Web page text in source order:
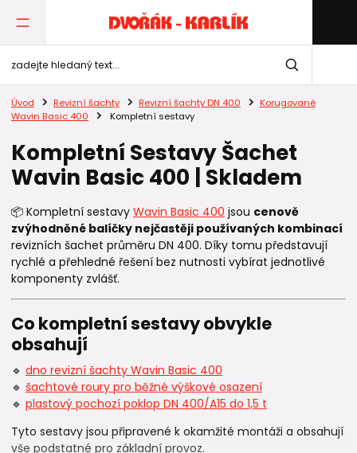
Úvod Revizní šachty Revizní šachty DN 400
Korugované
Wavin Basic 400
Kompletní sestavy
Kompletní Sestavy Šachet
Wavin Basic 400 | Skladem
📦 Kompletní sestavy Wavin Basic 400 jsou cenově
zvýhodněné balíčky nejčastěji používaných kombinací
revizních šachet průměru DN 400. Díky tomu představují
rychlé a přehledné řešení bez nutnosti vybírat jednotlivé
komponenty zvlášť.
Co kompletní sestavy obvykle
obsahují
🔹 dno revizní šachty Wavin Basic 400
🔹 šachtové roury pro běžné výškové osazení
🔹 plastový pochozí poklop DN 400/A15 do 1,5 t
Tyto sestavy jsou připravené k okamžité montáži a obsahují
vše podstatné pro základní provoz.